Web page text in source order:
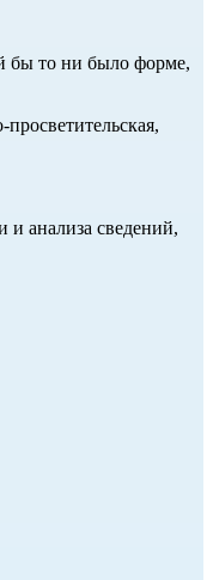
бы то ни было форме,
анализа сведений,